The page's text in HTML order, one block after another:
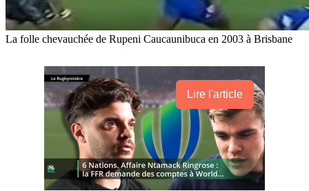
La folle chevauchée de Rupeni Caucaunibuca en 2003 à Brisbane
Lire l'article